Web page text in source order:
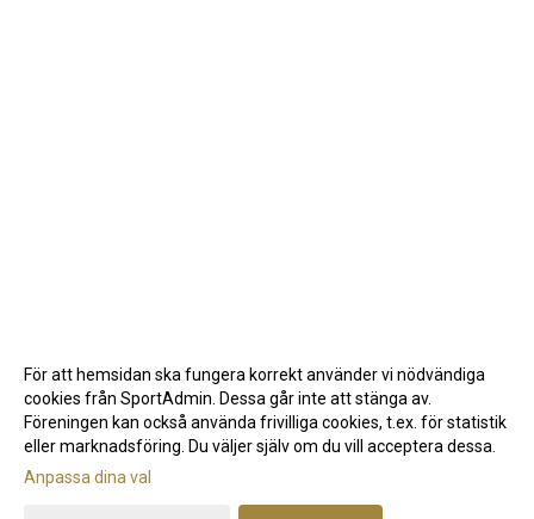
Gå till Webbversion
För att hemsidan ska fungera korrekt använder vi nödvändiga
cookies från SportAdmin. Dessa går inte att stänga av.
Föreningen kan också använda frivilliga cookies, t.ex. för statistik
eller marknadsföring. Du väljer själv om du vill acceptera dessa.
Anpassa dina val